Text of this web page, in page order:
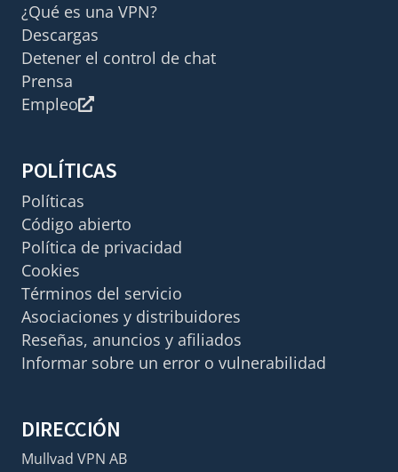
¿Qué es una VPN?
Descargas
Detener el control de chat
Prensa
Empleo
POLÍTICAS
Políticas
Código abierto
Política de privacidad
Cookies
Términos del servicio
Asociaciones y distribuidores
Reseñas, anuncios y afiliados
Informar sobre un error o vulnerabilidad
DIRECCIÓN
Mullvad VPN AB